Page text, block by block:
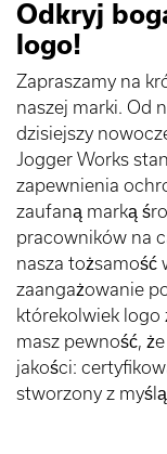
Odkryj
logo!
Zapraszamy na
naszej marki. Od
dzisiejszy
Jogger Works
zapewnienia
zaufaną marką
pracowników na
nasza tożsamość
zaangażowanie
którekolwiek logo
masz pewność,
jakości:
stworzony z